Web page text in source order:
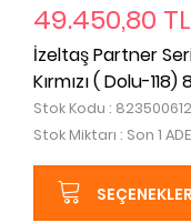
49.450,80 TL
İzeltaş Partner
Kırmızı ( Dolu-118)
Stok Kodu :
Stok Miktarı : Son 1